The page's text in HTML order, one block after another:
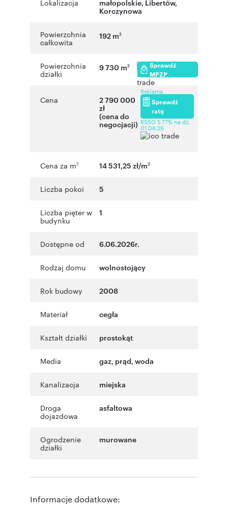
Lokalizacja małopolskie, Libertów,
Korczynowa
Powierzchnia
całkowita
192 m2
Powierzchnia
działki
9 730 m2
Sprawdź
MPZP
Cena
2 790 000
zł
(cena do
negocjacji)
Reklama
Sprawdź
ratę
RSSO 5,77% na dz.
01.06.26
Cena za m2 14 531,25 zł/m2
Liczba pokoi 5
Liczba pięter w
budynku
1
Dostępne od 6.06.2026r.
Rodzaj domu wolnostojący
Rok budowy 2008
Materiał cegła
Kształt działki prostokąt
Media gaz, prąd, woda
Kanalizacja miejska
Droga
dojazdowa
asfaltowa
Ogrodzenie
działki
murowane
Informacje dodatkowe: